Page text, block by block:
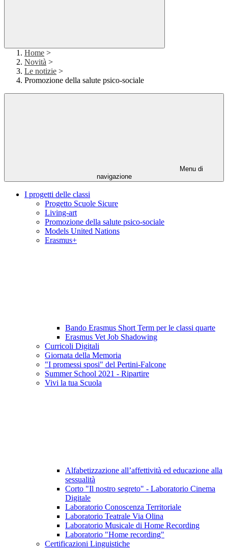
Home >
Novità >
Le notizie >
Promozione della salute psico-sociale
Menu di
navigazione
I progetti delle classi
Progetto Scuole Sicure
Living-art
Promozione della salute psico-sociale
Models United Nations
Erasmus+
Bando Erasmus Short Term per le classi quarte
Erasmus Vet Job Shadowing
Curricoli Digitali
Giornata della Memoria
"I promessi sposi" del Pertini-Falcone
Summer School 2021 - Ripartire
Vivi la tua Scuola
Alfabetizzazione all’affettività ed educazione alla
sessualità
Corto "Il nostro segreto" - Laboratorio Cinema
Digitale
Laboratorio Conoscenza Territoriale
Laboratorio Teatrale Via Olina
Laboratorio Musicale di Home Recording
Laboratorio "Home recording"
Certificazioni Linguistiche